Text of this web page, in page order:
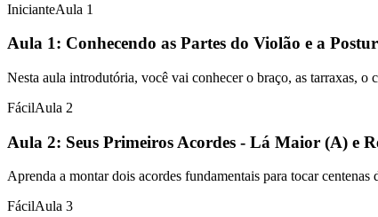
InicianteAula 1
Aula 1: Conhecendo as Partes do Violão e a
Nesta aula introdutória, você vai conhecer o braço, as tarraxas,
FácilAula 2
Aula 2: Seus Primeiros Acordes - Lá Maior (A) e
Aprenda a montar dois acordes fundamentais para tocar centenas
FácilAula 3